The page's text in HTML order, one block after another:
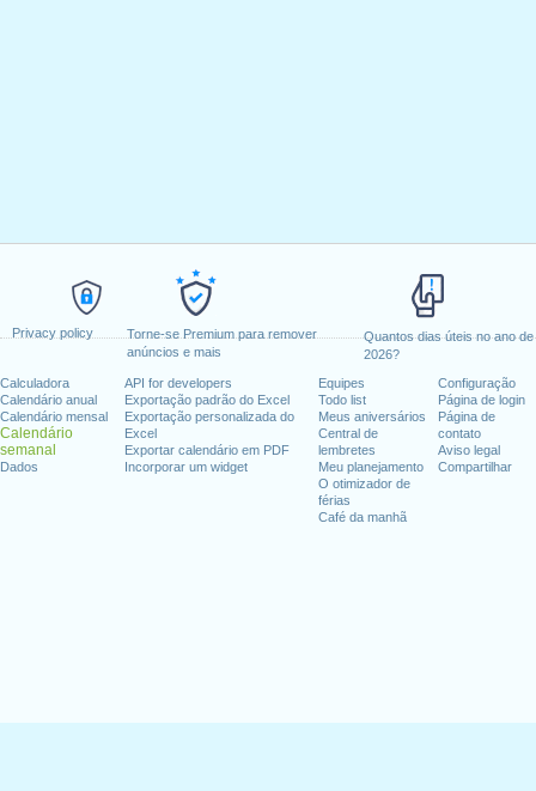
Privacy policy
Torne-se Premium para remover
anúncios e mais
Quantos dias úteis no ano de
2026?
Calculadora
Calendário anual
Calendário mensal
Calendário
semanal
Dados
API for developers
Exportação padrão do Excel
Exportação personalizada do
Excel
Exportar calendário em PDF
Incorporar um widget
Equipes
Todo list
Meus aniversários
Central de
lembretes
Meu planejamento
O otimizador de
férias
Café da manhã
Configuração
Página de login
Página de
contato
Aviso legal
Compartilhar